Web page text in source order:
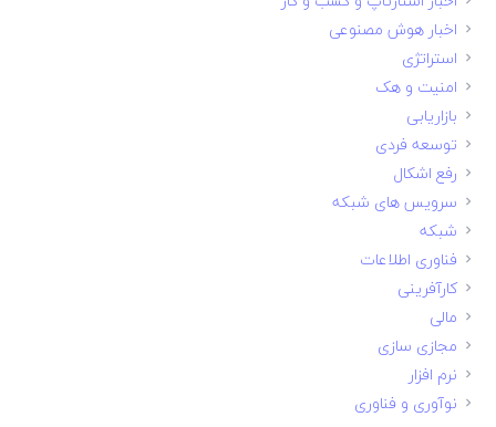
اخبار هوش مصنوعی
استراتژی
امنیت و هک
بازاریابی
توسعه فردی
رفع اشکال
سرویس های شبکه
شبکه
فناوری اطلاعات
کارآفرینی
مالی
مجازی سازی
نرم افزار
نوآوری و فناوری